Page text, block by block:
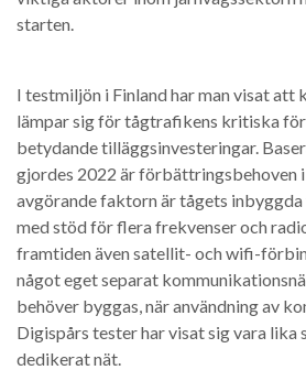
starten.
I testmiljön i Finland har man visat att
lämpar sig för tågtrafikens kritiska
betydande tilläggsinvesteringar.
gjordes 2022 är förbättringsbehoven i
avgörande faktorn är tågets
med stöd för flera frekvenser och
framtiden även satellit- och wifi-
något eget separat
behöver byggas, när användning av
Digispårs tester har visat sig vara lika
dedikerat nät.